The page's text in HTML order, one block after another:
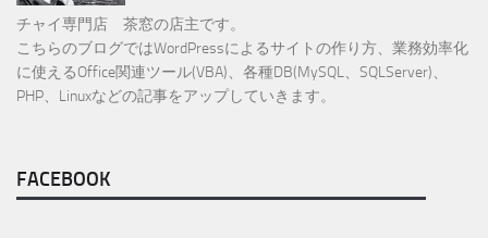
チャイ専門店 茶窓の店主です。
こちらのブログではWordPressによるサイトの作り方、業務効率化
に使えるOffice関連ツール(VBA)、各種DB(MySQL、SQLServer)、
PHP、Linuxなどの記事をアップしていきます。
FACEBOOK